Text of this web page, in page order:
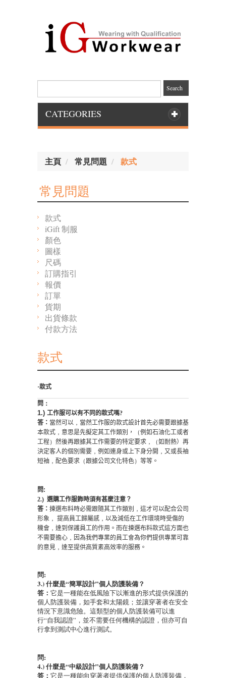
Search
CATEGORIES
主頁 常見問題 款式
常見問題
款式
iGift 制服
顏色
圖樣
尺碼
訂購指引
報價
訂單
貨期
出貨條款
付款方法
款式
·款式
問 ：
1.) 工作服可以有不同的款式嗎?
答： 當然可以 ， 當然工作服的款式設計首先必需要跟據基
本款式 ， 意思是先擬定其工作類別， （例如石油化工或者
工程 ） 然後再跟據其工作需要的特定要求 ，（如耐熱） 再
決定客人的個別 需要 ， 例如連身或上下身分開 ， 又或長袖
短袖 ， 配色要求 （ 跟據公司文化特色） 等等 。
問 :
2.) 選購工作服飾時須有甚麼注意？
答： 揀選布料時必需跟隨其工作類別 ， 這才可以配合公司
形象 ， 提高員工歸屬感 ， 以及減低在工作環境時受傷的
機會 ， 達到 保護員工的作用 。而在揀選布料款式這方面也
不需要擔心 ， 因為我們專業的員工會為你們提供專業可靠
的意見 ， 達至提供高質素高效率的服務。
問:
3.) 什麼是“簡單設計”個人防護裝備？
答： 它是一種能在低風險下以漸進的形式提供保護的
個人防護裝備，如手套和太陽鏡；並讓穿著者在安全
情況下意識危險。這類型的個人防護裝備可以進
行“自我認證”，並不需要任何機構的認證，但亦可自
行拿到測試中心進行測試。
問:
4.) 什麼是“中級設計”個人防護裝備？
答： 它是一種能向穿著者提供保護的個人防護裝備，